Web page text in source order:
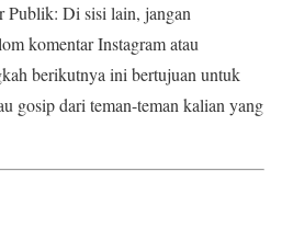
Di sisi lain, jangan
komentar Instagram atau
berikutnya ini bertujuan untuk
gosip dari teman-teman kalian yang